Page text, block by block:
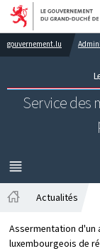
gouvernement.lu
Service des
MENU
PRINCIPAL
Actualités
Assermentation d'un
luxembourgeois de